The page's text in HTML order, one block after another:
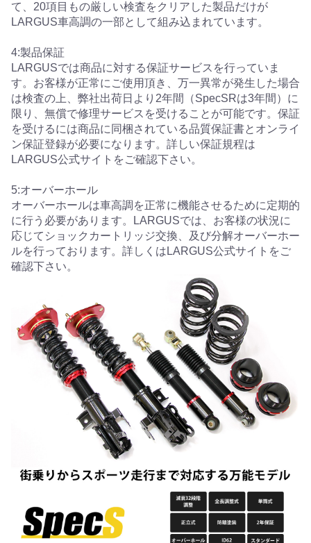
て、20項目もの厳しい検査をクリアした製品だけが
LARGUS車高調の一部として組み込まれています。
4:製品保証
LARGUSでは商品に対する保証サービスを行っていま
す。お客様が正常にご使用頂き、万一異常が発生した場合
は検査の上、弊社出荷日より2年間（SpecSRは3年間）に
限り、無償で修理サービスを受けることが可能です。保証
を受けるには商品に同梱されている品質保証書とオンライ
ン保証登録が必要になります。詳しい保証規程は
LARGUS公式サイトをご確認下さい。
5:オーバーホール
オーバーホールは車高調を正常に機能させるために定期的
に行う必要があります。LARGUSでは、お客様の状況に
応じてショックカートリッジ交換、及び分解オーバーホー
ルを行っております。詳しくはLARGUS公式サイトをご
確認下さい。